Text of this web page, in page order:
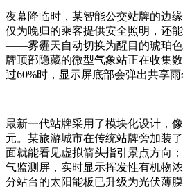
夜幕降临时，某智能公交站牌的边
仅为晚归的乘客提供安全照明，还
——雾霾天自动切换为醒目的琥珀
牌顶部隐藏的微型气象站正在收集
过60%时，显示屏底部会弹出共享雨
最新一代站牌采用了模块化设计，
元。某旅游城市在传统站牌旁加装
面就能看见虚拟箭头指引景点方向
气监测屏，实时显示挥发性有机物
分站台的太阳能板已升级为光伏薄